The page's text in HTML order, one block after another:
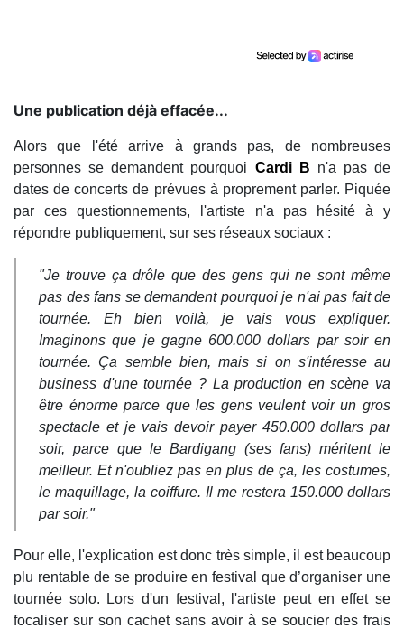
Une publication déjà effacée...
Alors que l'été arrive à grands pas, de nombreuses
personnes se demandent pourquoi Cardi B n'a pas de
dates de concerts de prévues à proprement parler. Piquée
par ces questionnements, l'artiste n'a pas hésité à y
répondre publiquement, sur ses réseaux sociaux :
"Je trouve ça drôle que des gens qui ne sont même
pas des fans se demandent pourquoi je n'ai pas fait de
tournée. Eh bien voilà, je vais vous expliquer.
Imaginons que je gagne 600.000 dollars par soir en
tournée. Ça semble bien, mais si on s'intéresse au
business d'une tournée ? La production en scène va
être énorme parce que les gens veulent voir un gros
spectacle et je vais devoir payer 450.000 dollars par
soir, parce que le Bardigang (ses fans) méritent le
meilleur. Et n'oubliez pas en plus de ça, les costumes,
le maquillage, la coiffure. Il me restera 150.000 dollars
par soir."
Pour elle, l'explication est donc très simple, il est beaucoup
plu rentable de se produire en festival que d’organiser une
tournée solo. Lors d'un festival, l'artiste peut en effet se
focaliser sur son cachet sans avoir à se soucier des frais